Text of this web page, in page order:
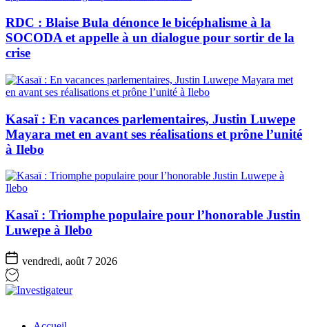
RDC : Blaise Bula dénonce le bicéphalisme à la
SOCODA et appelle à un dialogue pour sortir de la
crise
Kasaï : En vacances parlementaires, Justin Luwepe
Mayara met en avant ses réalisations et prône l’unité
à Ilebo
Kasaï : Triomphe populaire pour l’honorable Justin
Luwepe à Ilebo
vendredi, août 7 2026